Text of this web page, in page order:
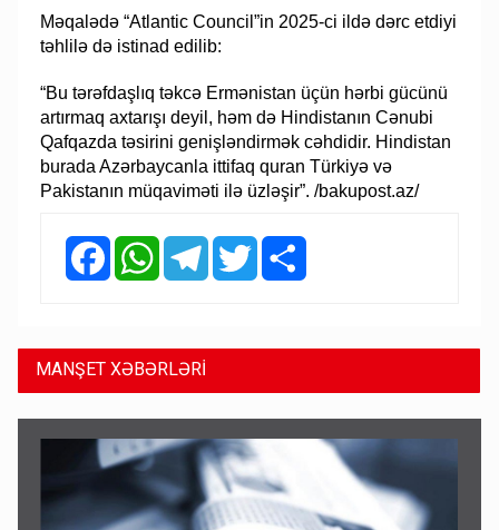
Məqalədə “Atlantic Council”in 2025-ci ildə dərc etdiyi
təhlilə də istinad edilib:
“Bu tərəfdaşlıq təkcə Ermənistan üçün hərbi gücünü
artırmaq axtarışı deyil, həm də Hindistanın Cənubi
Qafqazda təsirini genişləndirmək cəhdidir. Hindistan
burada Azərbaycanla ittifaq quran Türkiyə və
Pakistanın müqaviməti ilə üzləşir”. /bakupost.az/
FacebookWhatsAppTelegramTwitter
MANŞET XƏBƏRLƏRİ